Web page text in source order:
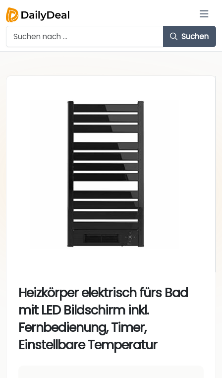
Suchen
Heizkörper elektrisch fürs Bad
mit LED Bildschirm inkl.
Fernbedienung, Timer,
Einstellbare Temperatur